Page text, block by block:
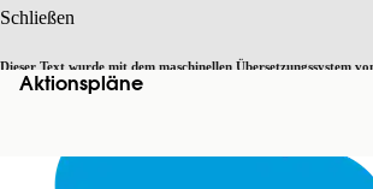
Schließen
Dieser Text wurde mit dem maschinellen Übersetzungssystem
Weitere Details finden Sie
Aktionspläne